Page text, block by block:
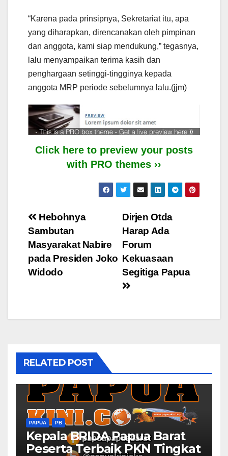
“Karena pada prinsipnya, Sekretariat itu, apa
yang diharapkan, direncanakan oleh pimpinan
dan anggota, kami siap mendukung,” tegasnya,
lalu menyampaikan terima kasih dan
penghargaan setinggi-tingginya kepada
anggota MRP periode sebelumnya lalu.(jjm)
Click here to preview your posts
with PRO themes ››
Post
navigation
Dirjen Otda
Harap Ada
Forum
Kekuasaan
Segitiga Papua
Hebohnya
Sambutan
Masyarakat Nabire
pada Presiden Joko
Widodo
RELATED POST
PAPUA PB
Kepala BRIDA Papua Barat
Peserta Terbaik PKN Tingkat